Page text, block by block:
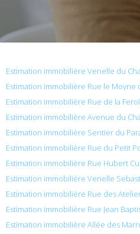
Estimation immobilière Venelle du
Estimation immobilière Rue le Moyne
Estimation immobilière Rue de la
Estimation immobilière Avenue du
Estimation immobilière Sentier du
Estimation immobilière Rue du Petit
Estimation immobilière Rue Hubert
Estimation immobilière Venelle
Estimation immobilière Rue des
Estimation immobilière Rue Jean
Estimation immobilière Allée des